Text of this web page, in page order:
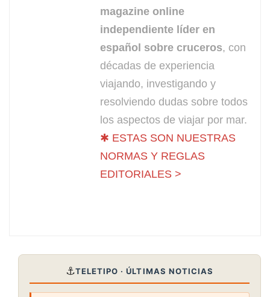
magazine online
independiente líder en
español sobre cruceros, con
décadas de experiencia
viajando, investigando y
resolviendo dudas sobre todos
los aspectos de viajar por mar.
✱ ESTAS SON NUESTRAS
NORMAS Y REGLAS
EDITORIALES >
⚓TELETIPO · ÚLTIMAS NOTICIAS